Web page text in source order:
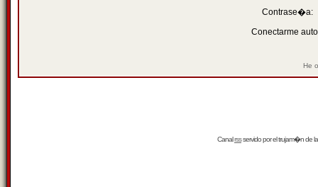
Contrase�a:
Conectarme
He
Canalrssservido por eltrujam�nde